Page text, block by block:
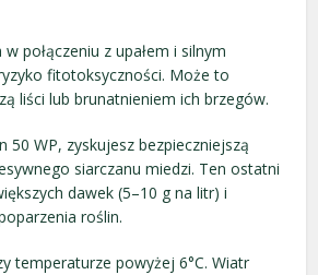
połączeniu z upałem i silnym
fitotoksyczności. Może to
liści lub brunatnieniem ich brzegów.
50 WP, zyskujesz bezpieczniejszą
siarczanu miedzi. Ten ostatni
dawek (5–10 g na litr) i
roślin.
temperaturze powyżej 6°C. Wiatr